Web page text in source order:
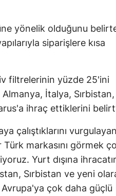
Erzurum
Eskişehir
Giresun
Gümüşhane
Hakkari
Hatay
Isparta
Mersin
yönelik olduğunu
siparişlere kısa
filtrelerinin yüzde 25'ini
İtalya, Sırbistan,
ihraç ettiklerini
çalıştıklarını vurgulayan
Türk markasını görmek
Yurt dışına
Sırbistan ve yeni
çok daha güçlü